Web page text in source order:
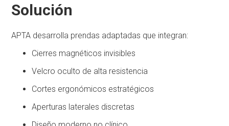
Solución
APTA desarrolla prendas adaptadas que integran:
Cierres magnéticos invisibles
Velcro oculto de alta resistencia
Cortes ergonómicos estratégicos
Aperturas laterales discretas